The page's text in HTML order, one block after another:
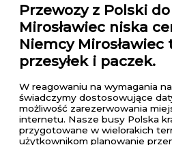
Przewozy z Polski
Mirosławiec niska
Niemcy
przesyłek i paczek.
W reagowaniu na wymagania
świadczymy dostosowujące
możliwość zarezerwowania
internetu. Nasze busy Polska
przygotowane w wielorakich
użytkownikom planowanie